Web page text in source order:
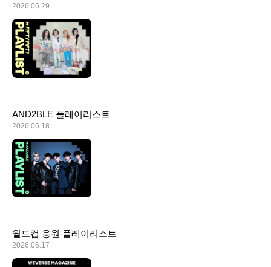
2026.06.29
AND2BLE 플레이리스트
2026.06.18
월드컵 응원 플레이리스트
2026.06.17